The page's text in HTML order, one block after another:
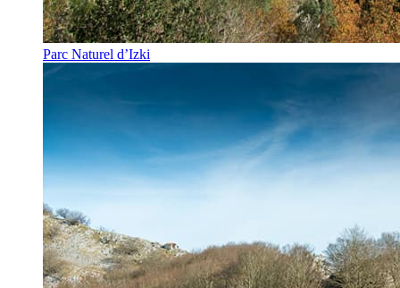
Parc Naturel d’Izki